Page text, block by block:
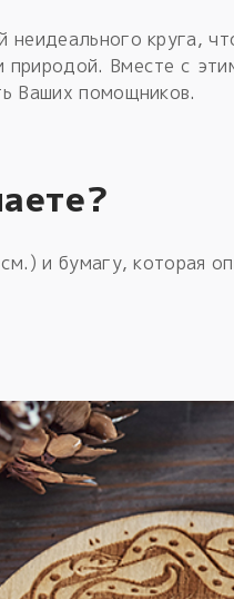
круга,
природой. Вместе с
Ваших помощников.
и бумагу, которая